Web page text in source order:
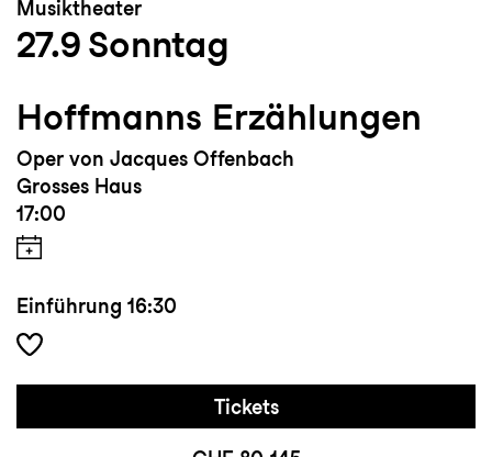
Meisterkurse bei Brigitte Fassbaender,
George Petean, Svetlana Afonina, Darell
Musiktheater
27.9 Sonntag
Hoffmanns Erzählungen
Oper von Jacques Offenbach
Grosses Haus
17:00
Einführung 16:30
Tickets